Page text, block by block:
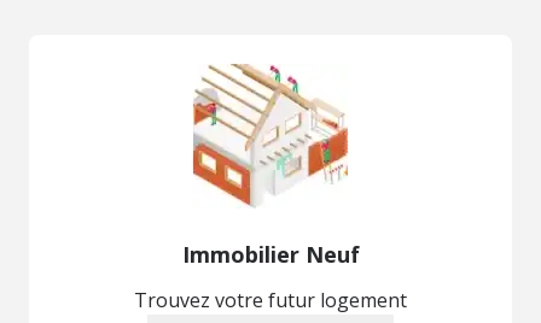
Immobilier Neuf
Trouvez votre futur logement